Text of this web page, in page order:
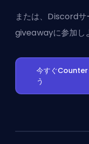
または、 Discordサ
giveawayに参加し
今すぐ
う